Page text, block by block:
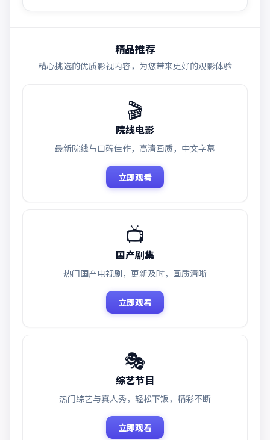
精品推荐
精心挑选的优质影视内容，为您带来更好的观影体验
🎬
院线电影
最新院线与口碑佳作，高清画质，中文字幕
立即观看
📺
国产剧集
热门国产电视剧，更新及时，画质清晰
立即观看
🎭
综艺节目
热门综艺与真人秀，轻松下饭，精彩不断
立即观看